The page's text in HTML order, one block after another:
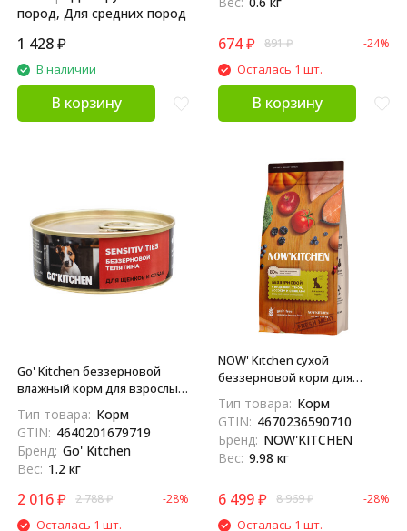
пород, Для средних пород
1 428₽
В наличии
В корзину
674₽ 891₽ -24%
Осталась 1 шт.
В корзину
Go' Kitchen беззерновой
влажный корм для взрослых
чувствительным
пищеварением, с телятиной
- 100 г х 12 шт
Тип товара: Корм
GTIN: 4640201679719
Бренд: Go' Kitchen
Вес: 1.2 кг
2 016₽ 2 788₽ -28%
Осталась 1 шт.
NOW' Kitchen сухой
беззерновой корм для
индейкой, уткой и лососем -
9,98 кг
Тип товара: Корм
GTIN: 4670236590710
Бренд: NOW'KITCHEN
Вес: 9.98 кг
6 499₽ 8 969₽ -28%
Осталась 1 шт.